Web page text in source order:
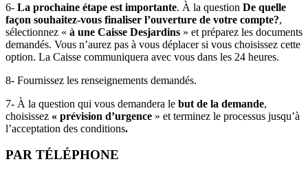
6- La prochaine étape est importante. À la question De quelle
façon souhaitez-vous finaliser l’ouverture de votre compte?,
sélectionnez « à une Caisse Desjardins » et préparez les documents
demandés. Vous n’aurez pas à vous déplacer si vous choisissez cette
option. La Caisse communiquera avec vous dans les 24 heures.
8- Fournissez les renseignements demandés.
7- À la question qui vous demandera le but de la demande,
choisissez « prévision d’urgence » et terminez le processus jusqu’à
l’acceptation des conditions.
PAR TÉLÉPHONE